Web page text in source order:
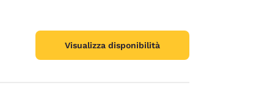
Visualizza disponibilità